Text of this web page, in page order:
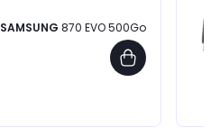
SAMSUNG 870 EVO 500Go